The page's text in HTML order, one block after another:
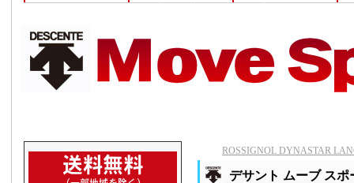
ROSSIGNOL DYNASTAR
デサント ムーブ スポ